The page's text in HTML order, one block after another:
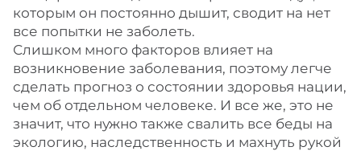
которым он постоянно дышит, сводит на нет
все попытки не заболеть.
Слишком много факторов влияет на
возникновение заболевания, поэтому легче
сделать прогноз о состоянии здоровья нации,
чем об отдельном человеке. И все же, это не
значит, что нужно также свалить все беды на
экологию, наследственность и махнуть рукой